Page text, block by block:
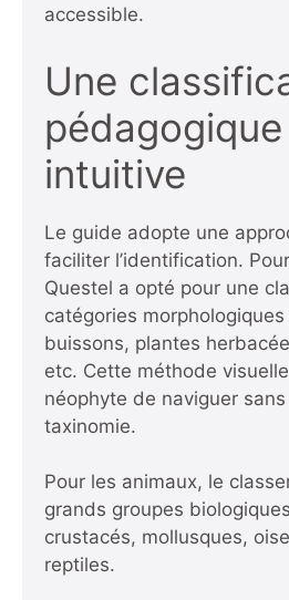
accessible.
Une
intuitive
Le guide adopte une
faciliter l’identification.
Questel a opté pour une
catégories
buissons, plantes
etc. Cette méthode
néophyte de naviguer
taxinomie.
Pour les animaux, le
grands groupes
crustacés, mollusques,
reptiles.